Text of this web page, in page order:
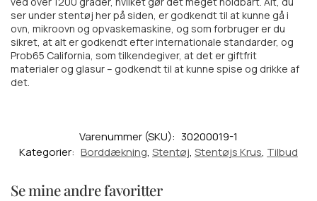
ser under stentøj her på siden, er godkendt til at kunne gå i
ovn, mikroovn og opvaskemaskine, og som forbruger er du
sikret, at alt er godkendt efter internationale standarder, og
Prob65 California, som tilkendegiver, at det er giftfrit
materialer og glasur – godkendt til at kunne spise og drikke af
det.
Varenummer (SKU): 30200019-1
Kategorier: Borddækning, Stentøj, Stentøjs Krus, Tilbud
Se mine andre favoritter